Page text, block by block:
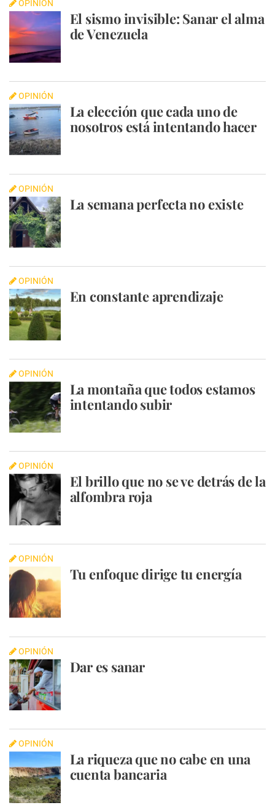
OPINIÓN
El sismo invisible: Sanar el alma
de Venezuela
OPINIÓN
La elección que cada uno de
nosotros está intentando hacer
OPINIÓN
La semana perfecta no existe
OPINIÓN
En constante aprendizaje
OPINIÓN
La montaña que todos estamos
intentando subir
OPINIÓN
El brillo que no se ve detrás de la
alfombra roja
OPINIÓN
Tu enfoque dirige tu energía
OPINIÓN
Dar es sanar
OPINIÓN
La riqueza que no cabe en una
cuenta bancaria